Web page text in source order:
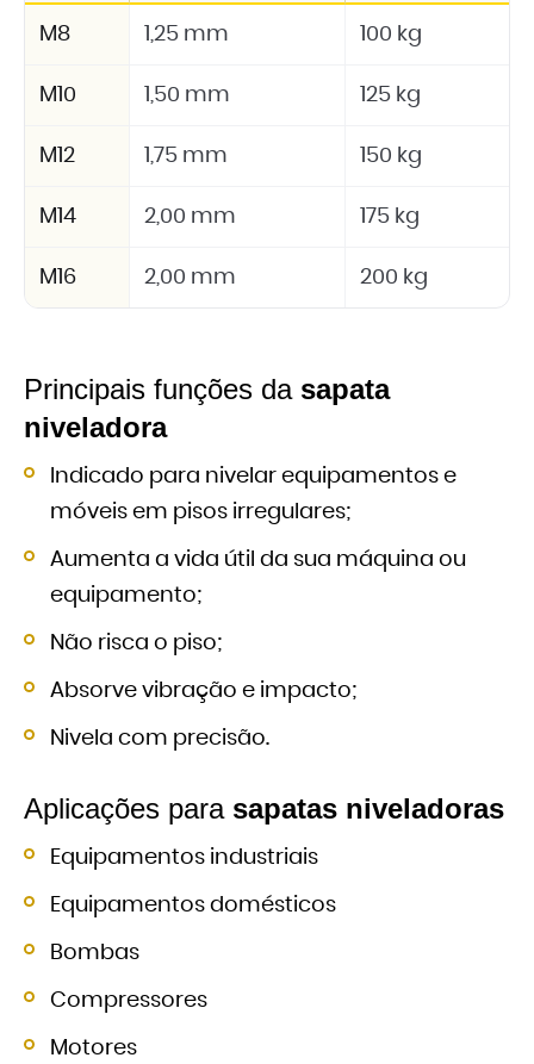
M8 1,25 mm 100 kg
M10 1,50 mm 125 kg
M12 1,75 mm 150 kg
M14 2,00 mm 175 kg
M16 2,00 mm 200 kg
Principais funções da sapata
niveladora
Indicado para nivelar equipamentos e
móveis em pisos irregulares;
Aumenta a vida útil da sua máquina ou
equipamento;
Não risca o piso;
Absorve vibração e impacto;
Nivela com precisão.
Aplicações para sapatas niveladoras
Equipamentos industriais
Equipamentos domésticos
Bombas
Compressores
Motores